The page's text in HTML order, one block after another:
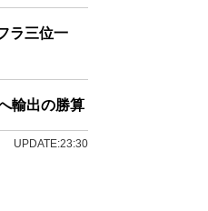
ラ三位一
輸出の勝算
UPDATE:23:30